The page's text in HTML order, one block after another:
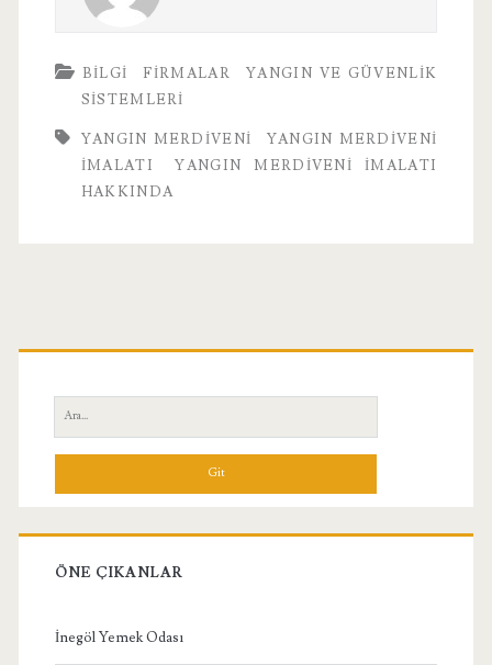
BILGI FIRMALAR
YANGIN VE GÜVENLIK
SISTEMLERI
YANGIN MERDIVENI
YANGIN MERDIVENI
İMALATI
YANGIN MERDIVENI İMALATI
HAKKINDA
Birincil
Yan
Menü
Ara:
ÖNE ÇIKANLAR
İnegöl Yemek Odası